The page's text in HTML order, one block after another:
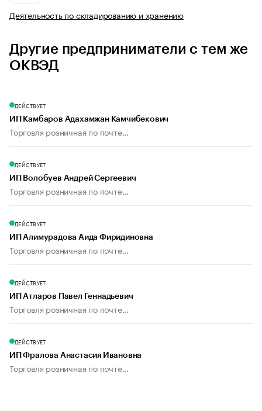
Деятельность по складированию и хранению
Другие предприниматели с тем же
ОКВЭД
ДЕЙСТВУЕТ
ИП Камбаров Адахамжан Камчибекович
Торговля розничная по почте...
ДЕЙСТВУЕТ
ИП Волобуев Андрей Сергеевич
Торговля розничная по почте...
ДЕЙСТВУЕТ
ИП Алимурадова Аида Фиридиновна
Торговля розничная по почте...
ДЕЙСТВУЕТ
ИП Атларов Павел Геннадьевич
Торговля розничная по почте...
ДЕЙСТВУЕТ
ИП Фралова Анастасия Ивановна
Торговля розничная по почте...